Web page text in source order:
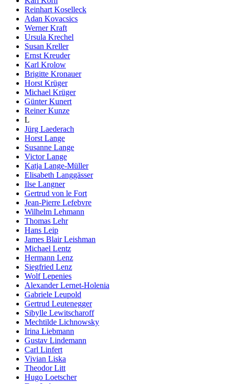
Reinhart Koselleck
Adan Kovacsics
Werner Kraft
Ursula Krechel
Susan Kreller
Ernst Kreuder
Karl Krolow
Brigitte Kronauer
Horst Krüger
Michael Krüger
Günter Kunert
Reiner Kunze
L
Jürg Laederach
Horst Lange
Susanne Lange
Victor Lange
Katja Lange-Müller
Elisabeth Langgässer
Ilse Langner
Gertrud von le Fort
Jean-Pierre Lefebvre
Wilhelm Lehmann
Thomas Lehr
Hans Leip
James Blair Leishman
Michael Lentz
Hermann Lenz
Siegfried Lenz
Wolf Lepenies
Alexander Lernet-Holenia
Gabriele Leupold
Gertrud Leutenegger
Sibylle Lewitscharoff
Mechtilde Lichnowsky
Irina Liebmann
Gustav Lindemann
Carl Linfert
Vivian Liska
Theodor Litt
Hugo Loetscher